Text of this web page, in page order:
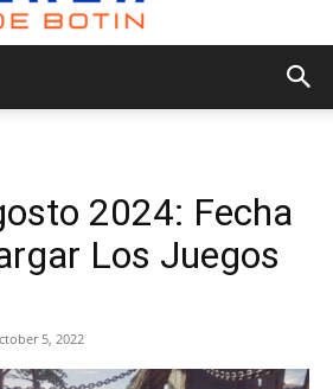
de
2024: Fecha
Los Juegos
5, 2022